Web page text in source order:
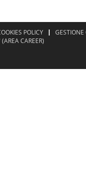
POLICY GESTIONE
CAREER)